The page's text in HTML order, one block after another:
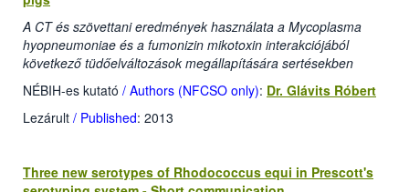
A CT és szövettani eredmények használata a Mycoplasma
hyopneumoniae és a fumonizin mikotoxin interakciójából
következő tüdőelváltozások megállapítására sertésekben
NÉBIH-es kutató / Authors (NFCSO only): Dr. Glávits Róbert
Lezárult / Published: 2013
Three new serotypes of Rhodococcus equi in Prescott's